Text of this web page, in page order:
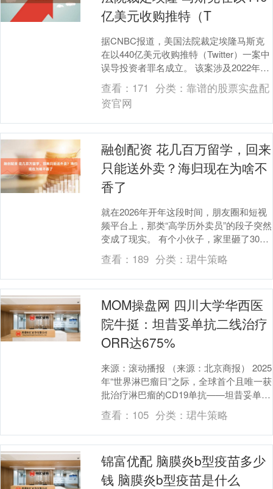
亿美元收购推特（T
据CNBC报道，美国法院裁定埃隆马斯克
在以440亿美元收购推特（Twitter）一案中
误导投资者罪名成立。 该案涉及2022年的
事件，当时马斯克通过其推文和声明....
查看： 171 分类： 靠谱的股票实盘配
资官网
融创配资 花几百万留学，回来
只能送外卖？海归现在为啥不
香了
就在2026年开年这段时间，朋友圈和短视
频平台上，那类“高学历外卖员”的段子突然
变成了现实。 有个小伙子，家里砸了300
多万送他去美国读研究生，结果回国快半
年了....
查看： 189 分类： 珺牛策略
MOM操盘网 四川大学华西医
院牛挺：坦昔妥单抗二线治疗
ORR达675%
来源：滚动播报 （来源：北京商报） 2025
年“世界淋巴瘤日”之际，全球首个且唯一获
批治疗淋巴瘤的CD19单抗——坦昔妥单抗
（商品名：明诺凯）将于近期在全国多
省....
查看： 105 分类： 珺牛策略
锦富优配 脑膜炎b型疫苗多少
钱 脑膜炎b型疫苗是什么